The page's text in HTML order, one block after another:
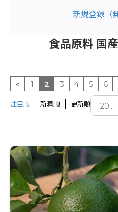
新規登録（
食品原料 国
« 1 2 3 4 5 6
注目順 新着順 更新順